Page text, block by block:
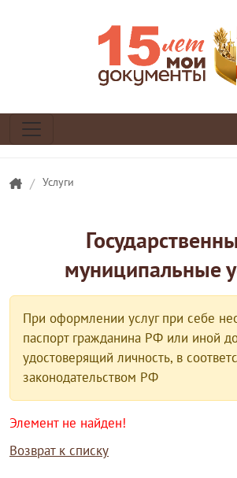
/ Услуги
муниципальные
При оформлении услуг при себе
паспорт гражданина РФ или иной
удостоверящий личность, в
законодательством РФ
Элемент не найден!
Возврат к списку